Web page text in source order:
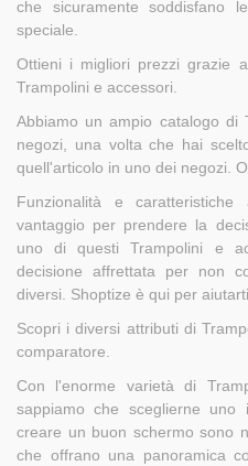
che sicuramente soddisfano
speciale.
Ottieni i migliori prezzi grazie
Trampolini e accessori.
Abbiamo un ampio catalogo di
negozi, una volta che hai
quell'articolo in uno dei negozi.
Funzionalità e
vantaggio per prendere la
uno di questi Trampolini e
decisione affrettata per non
diversi. Shoptize è qui per aiutarti.
Scopri i diversi attributi di
comparatore.
Con l'enorme varietà di
sappiamo che sceglierne
creare un buon schermo sono
che offrano una panoramica